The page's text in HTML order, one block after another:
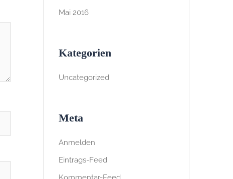
Mai 2016
Kategorien
Uncategorized
Meta
Anmelden
Eintrags-Feed